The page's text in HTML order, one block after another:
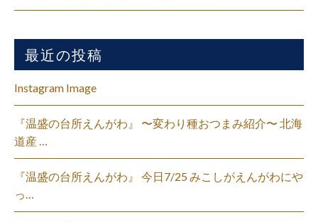
最近の投稿
Instagram Image
『温盛の台所えんがわ』 〜変わり種おつまみ紹介〜 北海
道産 …
『温盛の台所えんがわ』 今日7/25 みこしがえんがわにや
っ…